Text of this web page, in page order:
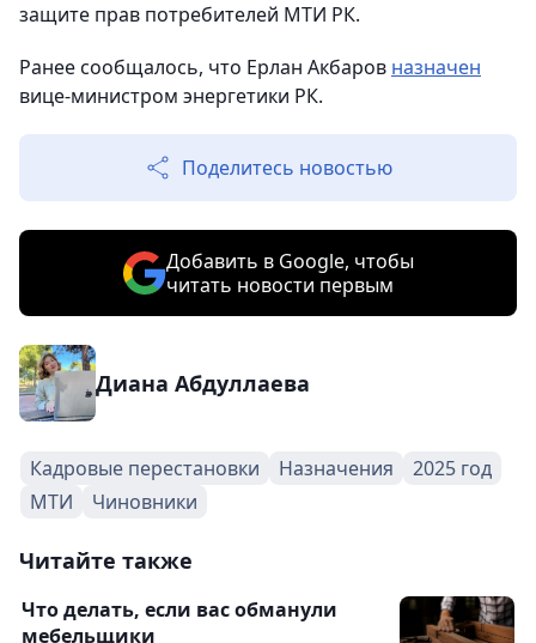
защите прав потребителей МТИ РК.
Ранее сообщалось, что Ерлан Акбаров назначен
вице-министром энергетики РК.
Поделитесь новостью
Добавить в Google, чтобы
читать новости первым
Диана Абдуллаева
Кадровые перестановки Назначения
2025 год
МТИ
Чиновники
Читайте также
Что делать, если вас обманули
мебельщики